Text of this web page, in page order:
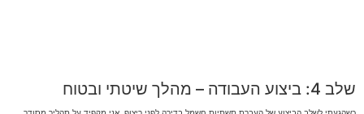
שלב 4: ביצוע העבודה – מהלך שיטתי ובטוח